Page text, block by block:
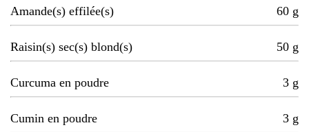
Amande(s) effilée(s) 60 g
Raisin(s) sec(s) blond(s) 50 g
Curcuma en poudre 3 g
Cumin en poudre 3 g